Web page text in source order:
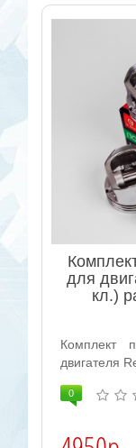
для
кл.)
Комплект
двигателя
0